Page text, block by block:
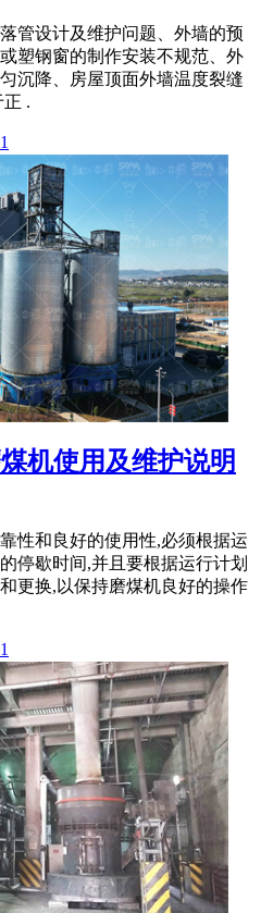
管设计及维护问题、外墙的预
塑钢窗的制作安装不规范、外
沉降、房屋顶面外墙温度裂缝
.
机使用及维护说明
性和良好的使用性,必须根据运
停歇时间,并且要根据运行计划
更换,以保持磨煤机良好的操作